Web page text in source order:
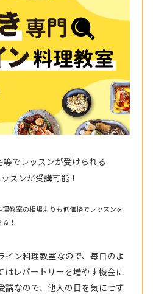
でレッスンが受けられる
スンが受講可能！
理教室の相場よりも低価格でレッスンを
！
イン料理教室なので、毎日のよ
はレパートリーを増やす機会に
講なので、他人の目を気にせず